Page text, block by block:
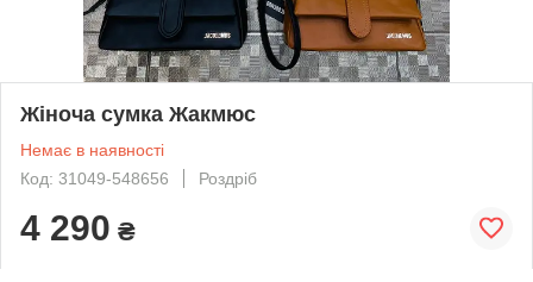
Жіноча сумка Жакмюс
Немає в наявності
Код: 31049-548656
Роздріб
4 290 ₴